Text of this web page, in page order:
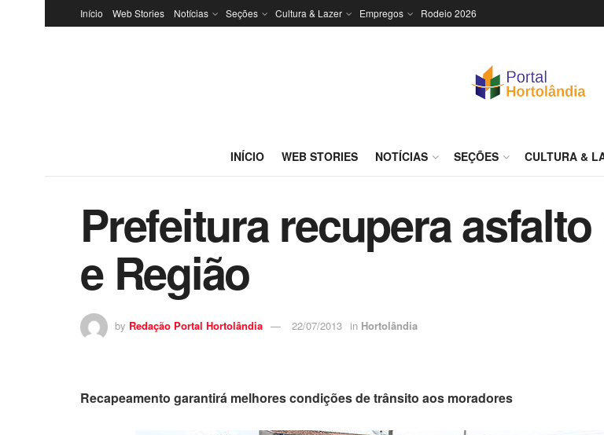
Início Web Stories Notícias Seções Cultura & Lazer Empregos Rodeio 2026
INÍCIO WEB STORIES NOTÍCIAS SEÇÕES CULTURA &
Prefeitura recupera
e Região
by Redação Portal Hortolândia 22/07/2013 in Hortolândia
Recapeamento garantirá melhores condições de trânsito aos moradores